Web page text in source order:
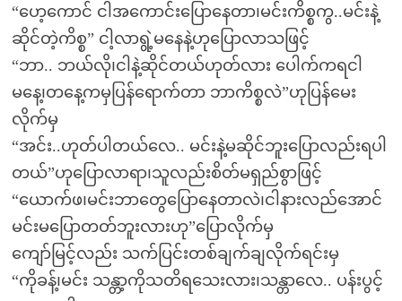
“ဟေ့ကောင် ငါအကောင်းပြောနေတာ၊မင်းကိစ္စကွ..မင်းနဲ့
ဆိုင်တဲ့ကိစ္စ” ငါ့လာရွဲ့မနေနဲ့ဟုပြောလာသဖြင့်
“ဘာ.. ဘယ်လို၊ငါနဲ့ဆိုင်တယ်ဟုတ်လား ပေါက်ကရငါ
မနေ့၊တနေ့ကမှပြန်ရောက်တာ ဘာကိစ္စလဲ”ဟုပြန်မေး
လိုက်မှ
“အင်း..ဟုတ်ပါတယ်လေ.. မင်းနဲ့မဆိုင်ဘူးပြောလည်းရပါ
တယ်”ဟုပြောလာရာ၊သူလည်းစိတ်မရှည်စွာဖြင့်
“ယောက်ဖ၊မင်းဘာတွေပြောနေတာလဲ၊ငါနားလည်အောင်
မင်းမပြောတတ်ဘူးလားဟု”ပြောလိုက်မှ
ကျော်မြင့်လည်း သက်ပြင်းတစ်ချက်ချလိုက်ရင်းမှ
“ကိုခန့်၊မင်း သန္တာ့ကိုသတိရသေးလား၊သန္တာလေ.. ပန်းပွင့်